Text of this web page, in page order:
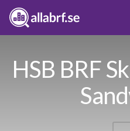
HSB BRF